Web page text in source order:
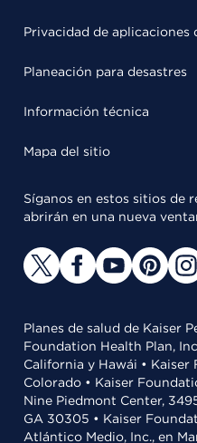
Privacidad de aplicaciones
Planeación para desastres
Información técnica
Mapa del sitio
Síganos en estos sitios de
abrirán en una nueva
Planes de salud de Kaiser
Foundation Health Plan,
California y Hawái •
Colorado • Kaiser
Nine Piedmont Center,
GA 30305 • Kaiser
Atlántico Medio, Inc., en